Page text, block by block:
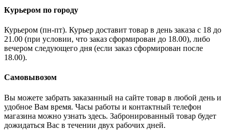
Курьером по городу
Курьером (пн-пт). Курьер доставит товар в день заказа с 18 до
21.00 (при условии, что заказ сформирован до 18.00), либо
вечером следующего дня (если заказ сформирован после
18.00).
Самовывозом
Вы можете забрать заказанный на сайте товар в любой день и
удобное Вам время. Часы работы и контактный телефон
магазина можно узнать здесь. Забронированный товар будет
дожидаться Вас в течении двух рабочих дней.